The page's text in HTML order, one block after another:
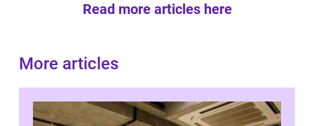
Read more articles here
More articles